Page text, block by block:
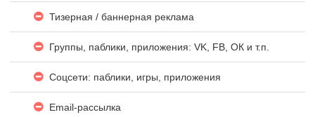
Тизерная / баннерная реклама
Группы, паблики, приложения: VK, FB, ОК и т.п.
Соцсети: паблики, игры, приложения
Email-рассылка